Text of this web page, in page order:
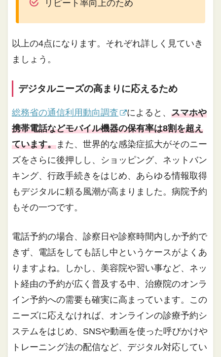
リピート率向上のため
以上の4点になります。それぞれ詳しく見ていき
ましょう。
デジタルニーズの高まりに応えるため
総務省の通信利用動向調査 によると、スマホや
携帯電話などモバイル機器の保有率は8割を超え
ています。 また、世界的な感染症拡大がそのニー
ズをさらに後押しし、ショッピング、ネットバン
キング、行政手続きをはじめ、あらゆる情報取得
もデジタルに頼る風潮が高まりました。病院予約
もその一つです。
電話予約の場合、診察日や診察時間内しか予約で
きず、電話をしても話し中というケースがよくあ
りますよね。しかし、美容院や習い事など、ネッ
ト経由の予約が広く普及する中、治療院のオンラ
イン予約への需要も確実に高まっています。この
ニーズに応えなければ、オンラインの診療予約シ
ステムをはじめ、SNSや動画を使った呼びかけや
トレーニング法の配信など、デジタル対応してい